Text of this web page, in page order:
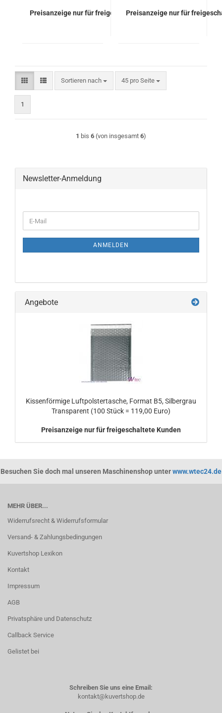
Preisanzeige nur für freigeschaltete Kunden
Preisanzeige nur für
Sortieren nach
Sortieren nach 45 pro Seite
pro Seite
1
1 bis 6 (von insgesamt 6)
Newsletter-Anmeldung
ZUR
E-
Mail
ANMELDEN
Angebote
Kissenförmige Luftpolstertasche, Format B5, Silbergrau
Transparent (100 Stück = 119,00 Euro)
Preisanzeige nur für freigeschaltete Kunden
Besuchen Sie doch mal unseren Maschinenshop unterwww.wtec24.de
MEHR ÜBER...
Widerrufsrecht & Widerrufsformular
Versand- & Zahlungsbedingungen
Kuvertshop Lexikon
Kontakt
Impressum
AGB
Privatsphäre und Datenschutz
Callback Service
Gelistet bei
Schreiben Sie uns eine Email:
kontakt@kuvertshop.de